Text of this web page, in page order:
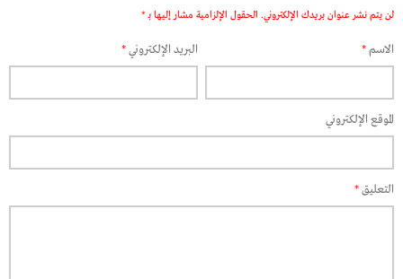
لن يتم نشر عنوان بريدك الإلكتروني. الحقول الإلزامية مشار إليها بـ *
الاسم* البريد الإلكتروني*
الموقع الإلكتروني
التعليق*